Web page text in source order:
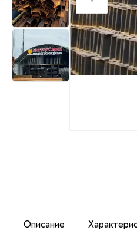
Описание
Балка двутавровая 35 Б1